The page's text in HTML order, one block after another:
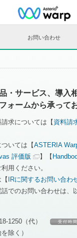
お問い合わせ
・サービス、導入
ォームから承って
求については【 資料請
いては【ASTERIA
評価版 】【
用ください。
IRに関するお問い合わ
でのお問い合わせは、
1250（代） 受 付 時 間
除く）